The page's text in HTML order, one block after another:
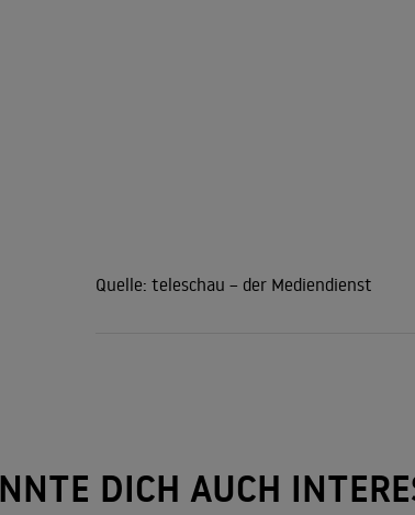
Quelle: teleschau – der Mediendienst
DICH AUCH